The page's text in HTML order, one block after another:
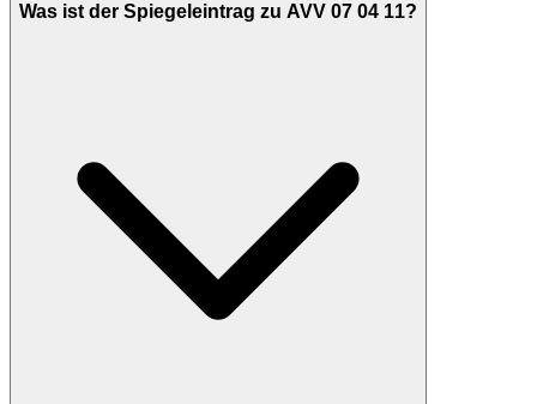
Was ist der Spiegeleintrag zu AVV 07 04 11?